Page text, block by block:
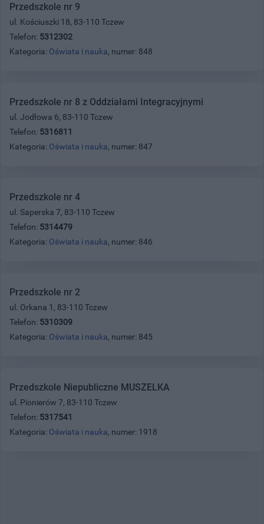
Przedszkole nr 9
ul. Kościuszki 18, 83-110 Tczew
Telefon: 5312302
Kategoria: Oświata i nauka, numer: 848
Przedszkole nr 8 z Oddziałami Integracyjnymi
ul. Jodłowa 6, 83-110 Tczew
Telefon: 5316811
Kategoria: Oświata i nauka, numer: 847
Przedszkole nr 4
ul. Saperska 7, 83-110 Tczew
Telefon: 5314479
Kategoria: Oświata i nauka, numer: 846
Przedszkole nr 2
ul. Orkana 1, 83-110 Tczew
Telefon: 5310309
Kategoria: Oświata i nauka, numer: 845
Przedszkole Niepubliczne MUSZELKA
ul. Pionierów 7, 83-110 Tczew
Telefon: 5317541
Kategoria: Oświata i nauka, numer: 1918